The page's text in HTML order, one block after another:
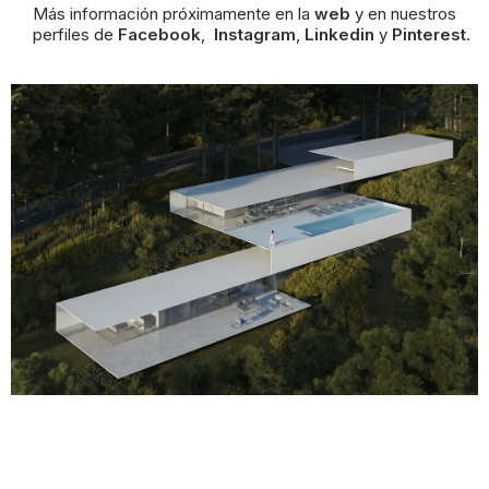
Más información próximamente en la web y en nuestros
perfiles de Facebook, Instagram, Linkedin y Pinterest.